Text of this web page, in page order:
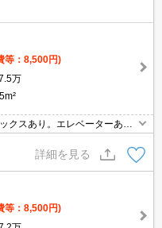
等：8,500円)
万
クスあり。エレベーターあ
温水洗浄便座付き。
詳細を見る
等：8,500円)